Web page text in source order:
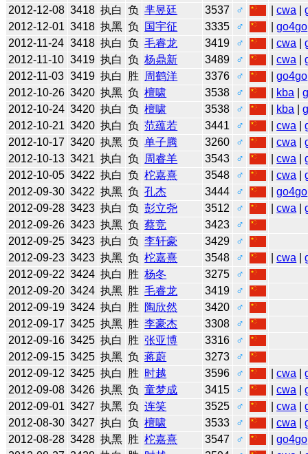
2012-12-08 3418 执白 负 芈昱廷 3537 ♂ |cwa |
2012-12-01 3418 执黑 负 国宇征 3335 ♂ |go4go
2012-11-24 3418 执白 负 毛睿龙 3419 ♂ |cwa |
2012-11-10 3419 执白 负 杨鼎新 3489 ♂ |cwa |
2012-11-03 3419 执白 胜 周鹤洋 3376 ♂ |go4go
2012-10-26 3420 执黑 负 檀啸 3538 ♂ kba |
2012-10-24 3420 执白 负 檀啸 3538 ♂ kba |
2012-10-21 3420 执白 负 范蕴若 3441 ♂ |cwa |
2012-10-17 3420 执黑 负 单子腾 3260 ♂ |cwa |
2012-10-13 3421 执白 负 周睿羊 3543 ♂ |cwa |
2012-10-05 3422 执白 负 柁嘉熹 3548 ♂ |cwa |
2012-09-30 3422 执黑 负 孔杰 3444 ♂ |go4go
2012-09-28 3423 执白 负 彭立尧 3512 ♂ |cwa |
2012-09-26 3423 执黑 负 蔡竞 3423
♂
2012-09-25 3423 执白 负 李轩豪 3429
♂
2012-09-23 3423 执黑 负 柁嘉熹 3548 ♂ |cwa |
2012-09-22 3424 执白 胜 杨冬 3275
♂
2012-09-20 3424 执黑 胜 毛睿龙 3419
♂
2012-09-19 3424 执白 胜 陶欣然 3420
♂
2012-09-17 3425 执黑 胜 李豪杰 3308
♂
2012-09-16 3425 执白 胜 张亚博 3316
♂
2012-09-15 3425 执黑 负 蒋蔚 3273
♂
2012-09-12 3425 执白 胜 时越 3596 ♂ |cwa |
2012-09-08 3426 执黑 负 童梦成 3415 ♂ |cwa |
2012-09-01 3427 执黑 负 连笑 3525 ♂ |cwa |
2012-08-30 3427 执白 负 檀啸 3533 ♂ |cwa |
2012-08-28 3428 执黑 胜 柁嘉熹 3547 ♂ |go4go